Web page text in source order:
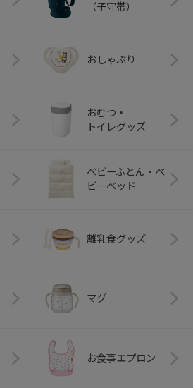
（子守帯）
おしゃぶり
おむつ・
トイレグッズ
ベビーふとん・ベ
ビーベッド
離乳食グッズ
マグ
お食事エプロン